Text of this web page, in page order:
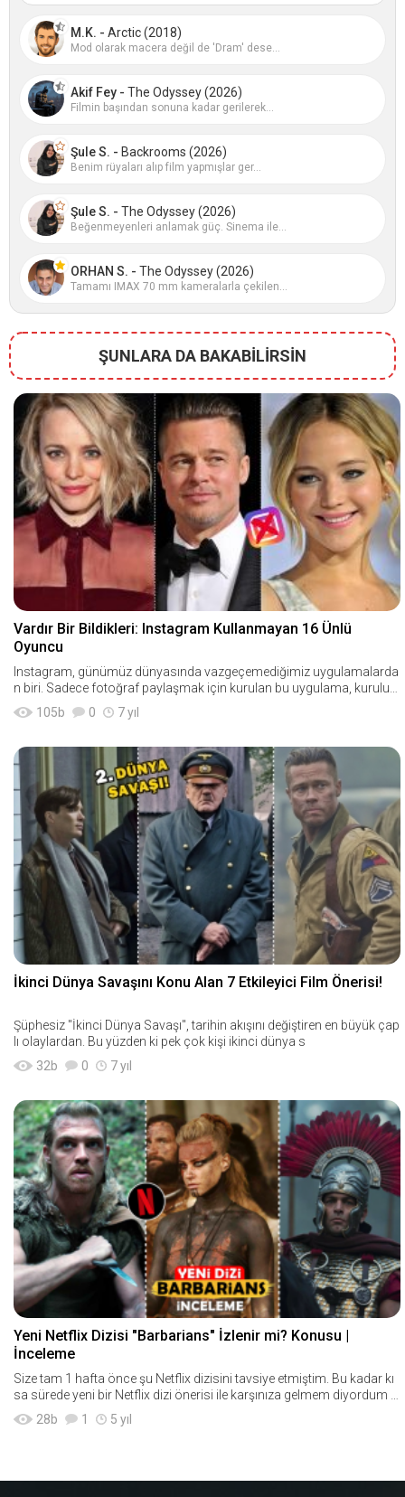
M.K. - Arctic (2018)
Mod olarak macera değil de 'Dram' dese...
Akif Fey - The Odyssey (2026)
Filmin başından sonuna kadar gerilerek...
Şule S. - Backrooms (2026)
Benim rüyaları alıp film yapmışlar ger...
Şule S. - The Odyssey (2026)
Beğenmeyenleri anlamak güç. Sinema ile...
ORHAN S. - The Odyssey (2026)
Tamamı IMAX 70 mm kameralarla çekilen...
ŞUNLARA DA BAKABİLİRSİN
Vardır Bir Bildikleri: Instagram Kullanmayan 16 Ünlü
Oyuncu
Instagram, günümüz dünyasında vazgeçemediğimiz uygulamalarda
n biri. Sadece fotoğraf paylaşmak için kurulan bu uygulama, kuruluş
undan 1 yıl sonra &
105b 0 7 yıl
İkinci Dünya Savaşını Konu Alan 7 Etkileyici Film Önerisi!
Şüphesiz "İkinci Dünya Savaşı", tarihin akışını değiştiren en büyük çap
lı olaylardan. Bu yüzden ki pek çok kişi ikinci dünya s
32b 0 7 yıl
Yeni Netflix Dizisi "Barbarians" İzlenir mi? Konusu |
İnceleme
Size tam 1 hafta önce şu Netflix dizisini tavsiye etmiştim. Bu kadar kı
sa sürede yeni bir Netflix dizi önerisi ile karşınıza gelmem diyordum ki
yayınlanmasını i
28b 1 5 yıl